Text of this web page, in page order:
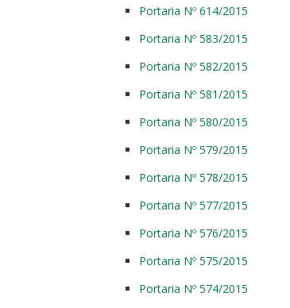
Portaria Nº 614/2015
Portaria Nº 583/2015
Portaria Nº 582/2015
Portaria Nº 581/2015
Portaria Nº 580/2015
Portaria Nº 579/2015
Portaria Nº 578/2015
Portaria Nº 577/2015
Portaria Nº 576/2015
Portaria Nº 575/2015
Portaria Nº 574/2015